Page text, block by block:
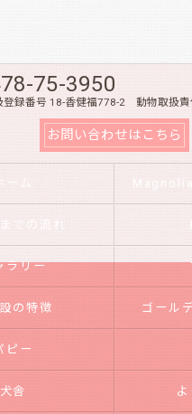
75-3950
登録番号 18-香健福778-2 動物取扱責
お問い合わせはこちら
ホーム
での流れ
ラリー
の特徴 ゴール
ピー
犬舎